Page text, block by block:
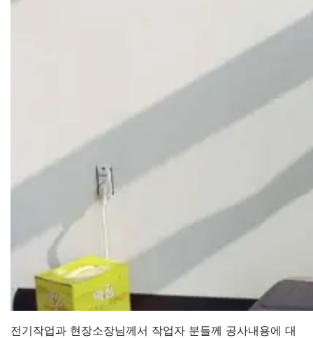
전기작업과 현장소장님께서 작업자 분들께 공사내용에 대